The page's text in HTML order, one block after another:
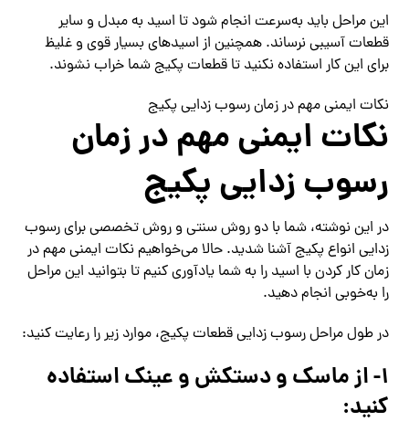
این مراحل باید به‌سرعت انجام شود تا اسید به مبدل و سایر
قطعات آسیبی نرساند. همچنین از اسیدهای بسیار قوی و غلیظ
برای این کار استفاده نکنید تا قطعات پکیج شما خراب نشوند.
نکات ایمنی مهم در زمان رسوب زدایی پکیج
نکات ایمنی مهم در زمان
رسوب زدایی پکیج
در این نوشته، شما با دو روش سنتی و روش تخصصی برای رسوب
زدایی انواع پکیج آشنا شدید. حالا می‌خواهیم نکات ایمنی مهم در
زمان کار کردن با اسید را به شما یادآوری کنیم تا بتوانید این مراحل
را به‌خوبی انجام دهید.
در طول مراحل رسوب زدایی قطعات پکیج، موارد زیر را رعایت کنید:
۱- از ماسک و دستکش و عینک استفاده
کنید: